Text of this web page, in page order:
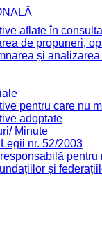
aflate în
de propuneri,
și
pentru care nu
adoptate
Minute
nr. 52/2003
și